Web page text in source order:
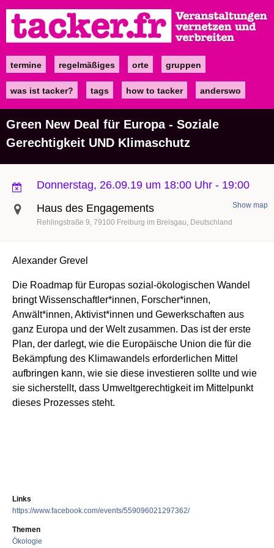
zum
Inhalt
Maintermine regelmäßiges orte gruppen
was ist tacker? tags how to tacker anderswo
Green New Deal für Europa - Soziale
Gerechtigkeit UND Klimaschutz
Donnerstag, 26.09.19 um 18:00 Uhr - 19:00
Haus des Engagements
Rehlingstraße 9 79100 Freiburg im Breisgau Deutschland
Show map
Alexander Grevel
Die Roadmap für Europas sozial-ökologischen Wandel
bringt Wissenschaftler*innen, Forscher*innen,
Anwält*innen, Aktivist*innen und Gewerkschaften aus
ganz Europa und der Welt zusammen. Das ist der erste
Plan, der darlegt, wie die Europäische Union die für die
Bekämpfung des Klimawandels erforderlichen Mittel
aufbringen kann, wie sie diese investieren sollte und wie
sie sicherstellt, dass Umweltgerechtigkeit im Mittelpunkt
dieses Prozesses steht.
Links
https://www.facebook.com/events/559096021297362/
Themen
Ökologie